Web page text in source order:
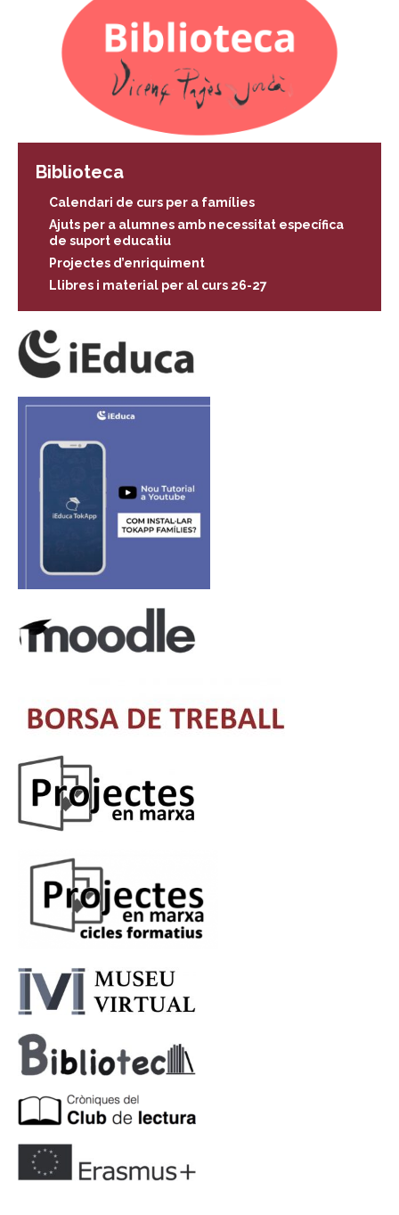
Biblioteca
Calendari de curs per a famílies
Ajuts per a alumnes amb necessitat específica
de suport educatiu
Projectes d’enriquiment
Llibres i material per al curs 26-27